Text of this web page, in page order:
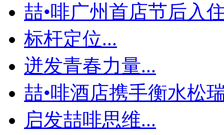
喆•啡广州首店节后入
标杆定位...
迸发青春力量...
喆•啡酒店携手衡水松
启发喆啡思维...